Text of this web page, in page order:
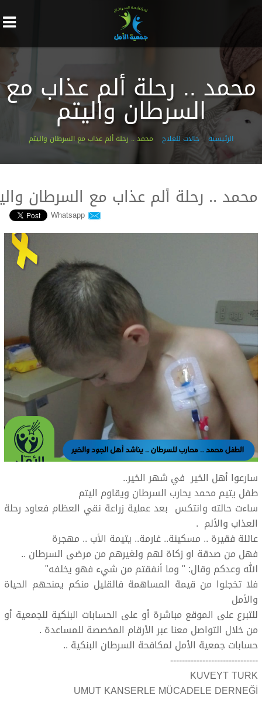
محمد .. رحلة ألم عذاب مع
السرطان واليتم
الرئيسية حالات للعلاج محمد .. رحلة ألم عذاب مع السرطان واليتم
محمد .. رحلة ألم عذاب مع السرطان
Whatsapp
سارعوا أهل الخير في شهر الخير..
طفل يتيم محمد يحارب السرطان ويقاوم اليتم
ساءت حالته وانتكس بعد عملية زراعة نقي العظام فعاود رحلة
العذاب والألم .
عائلة فقيرة .. مسكينة.. غارمة.. يتيمة الأب .. مهجرة
فهل من صدقة او زكاة لهم ولغيرهم من مرضى السرطان ..
الله وعدكم وقال: " وما أنفقتم من شيء فهو يخلفه"
فلا تخجلوا من قيمة المساهمة فالقليل منكم يمنحهم الحياة
والأمل
‎للتبرع على الموقع مباشرة أو على الحسابات البنكية للجمعية أو
من خلال التواصل معنا عبر الأرقام المخصصة للمساعدة .
حسابات جمعية الأمل لمكافحة السرطان البنكية ..
------------------------------
KUVEYT TURK
UMUT KANSERLE MÜCADELE DERNEĞİ